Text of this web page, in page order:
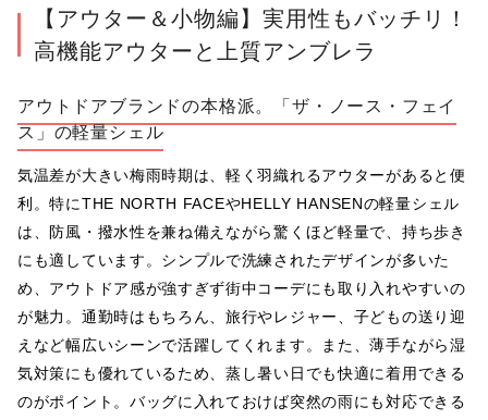
【アウター＆小物編】実用性もバッチリ！
高機能アウターと上質アンブレラ
アウトドアブランドの本格派。「ザ・ノース・フェイ
ス」の軽量シェル
気温差が大きい梅雨時期は、軽く羽織れるアウターがあると便
利。特にTHE NORTH FACEやHELLY HANSENの軽量シェル
は、防風・撥水性を兼ね備えながら驚くほど軽量で、持ち歩き
にも適しています。シンプルで洗練されたデザインが多いた
め、アウトドア感が強すぎず街中コーデにも取り入れやすいの
が魅力。通勤時はもちろん、旅行やレジャー、子どもの送り迎
えなど幅広いシーンで活躍してくれます。また、薄手ながら湿
気対策にも優れているため、蒸し暑い日でも快適に着用できる
のがポイント。バッグに入れておけば突然の雨にも対応できる